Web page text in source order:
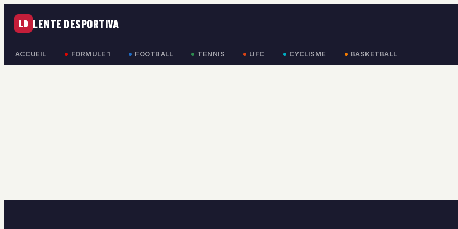
LD LENTE DESPORTIVA
ACCUEIL FORMULE 1 FOOTBALL TENNIS UFC CYCLISME BASKETBALL